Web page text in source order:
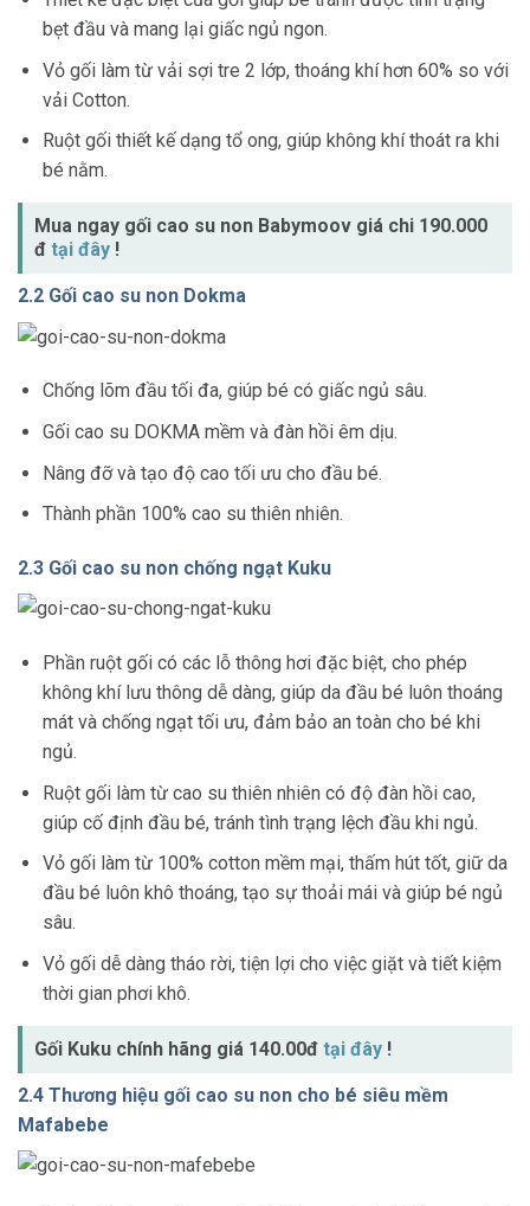
bẹt đầu và mang lại giấc ngủ ngon.
Vỏ gối làm từ vải sợi tre 2 lớp, thoáng khí hơn 60% so với
vải Cotton.
Ruột gối thiết kế dạng tổ ong, giúp không khí thoát ra khi
bé nằm.
Mua ngay gối cao su non Babymoov giá chi 190.000
đ tại đây !
2.2 Gối cao su non Dokma
Chống lõm đầu tối đa, giúp bé có giấc ngủ sâu.
Gối cao su DOKMA mềm và đàn hồi êm dịu.
Nâng đỡ và tạo độ cao tối ưu cho đầu bé.
Thành phần 100% cao su thiên nhiên.
2.3 Gối cao su non chống ngạt Kuku
Phần ruột gối có các lỗ thông hơi đặc biệt, cho phép
không khí lưu thông dễ dàng, giúp da đầu bé luôn thoáng
mát và chống ngạt tối ưu, đảm bảo an toàn cho bé khi
ngủ.
Ruột gối làm từ cao su thiên nhiên có độ đàn hồi cao,
giúp cố định đầu bé, tránh tình trạng lệch đầu khi ngủ.
Vỏ gối làm từ 100% cotton mềm mại, thấm hút tốt, giữ da
đầu bé luôn khô thoáng, tạo sự thoải mái và giúp bé ngủ
sâu.
Vỏ gối dễ dàng tháo rời, tiện lợi cho việc giặt và tiết kiệm
thời gian phơi khô.
Gối Kuku chính hãng giá 140.00đ tại đây !
2.4 Thương hiệu gối cao su non cho bé siêu mềm
Mafabebe